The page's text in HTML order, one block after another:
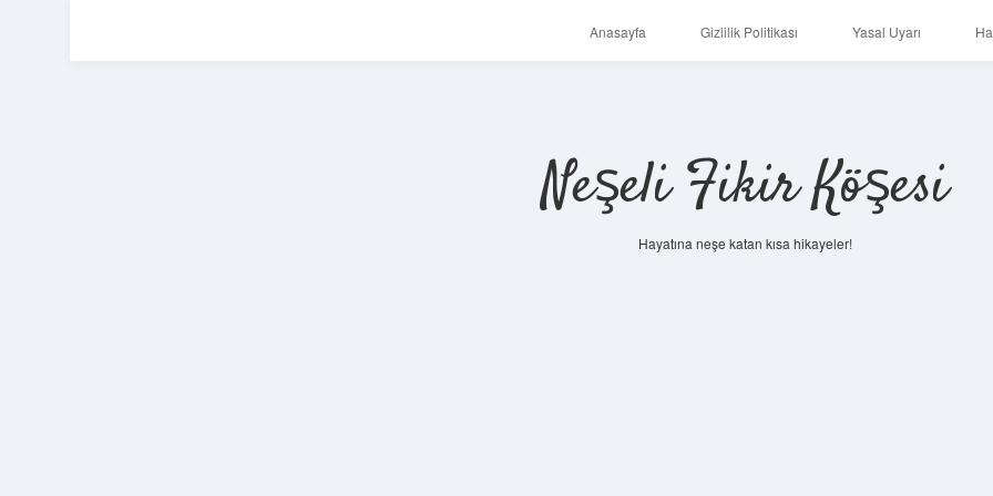
Anasayfa Gizlilik Politikası Yasal Uyarı
Neşeli Fikir Köşesi
Hayatına neşe katan kısa hikayeler!